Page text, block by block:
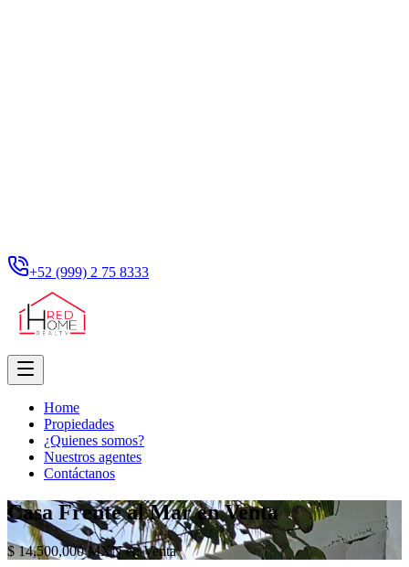
+52 (999) 2 75 8333
Home
Propiedades
¿Quienes somos?
Nuestros agentes
Contáctanos
Casa Frente al Mar en Venta
$ 14,500,000 MXN en Venta